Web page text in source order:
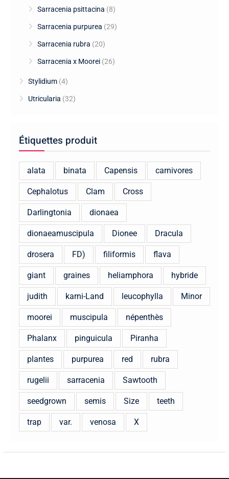
Sarracenia psittacina (8)
Sarracenia purpurea (29)
Sarracenia rubra (20)
Sarracenia x Moorei (26)
Stylidium (4)
Utricularia (32)
Étiquettes produit
alata binata Capensis carnivores
Cephalotus Clam Cross
Darlingtonia dionaea
dionaeamuscipula Dionee Dracula
drosera FD) filiformis flava
giant graines heliamphora hybride
judith karni-Land leucophylla Minor
moorei muscipula népenthès
Phalanx pinguicula Piranha
plantes purpurea red rubra
rugelii sarracenia Sawtooth
seedgrown semis Size teeth
trap var. venosa X